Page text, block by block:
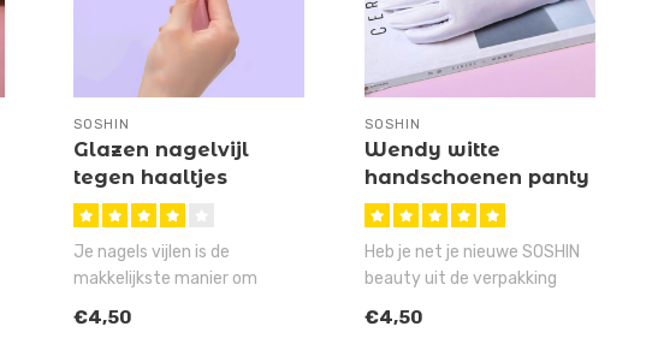
SOSHIN
Glazen nagelvijl
tegen haaltjes
Je nagels vijlen is de
makkelijkste manier om
genieten e..
€4,50
SOSHIN
Wendy witte
handschoenen panty
Heb je net je nieuwe SOSHIN
beauty uit de verpakking
€4,50